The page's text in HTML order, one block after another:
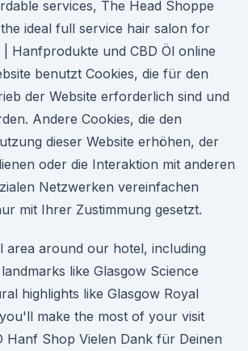
services, The Head Shoppe
ideal full service hair salon for
Hanfprodukte und CBD Öl online
benutzt Cookies, die für den
der Website erforderlich sind und
Andere Cookies, die den
dieser Website erhöhen, der
oder die Interaktion mit anderen
Netzwerken vereinfachen
mit Ihrer Zustimmung gesetzt.
area around our hotel, including
like Glasgow Science
highlights like Glasgow Royal
make the most of your visit
Hanf Shop Vielen Dank für Deinen